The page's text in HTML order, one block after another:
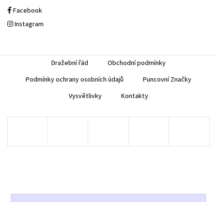
Facebook
Instagram
Dražební řád
Obchodní podmínky
Podmínky ochrany osobních údajů
Puncovní Značky
Vysvětlivky
Kontakty